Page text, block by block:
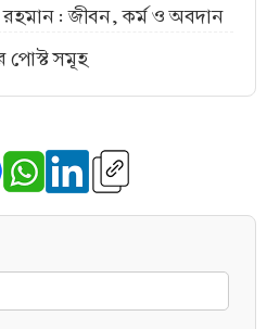
রহমান : জীবন, কর্ম ও অবদান
পোস্ট সমূহ